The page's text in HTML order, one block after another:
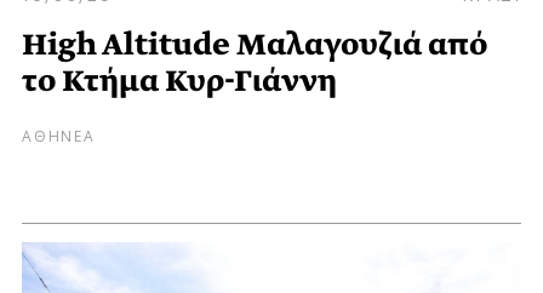
High Altitude Μαλαγουζιά από
το Κτήμα Κυρ-Γιάννη
ΑΘΗΝΕΑ